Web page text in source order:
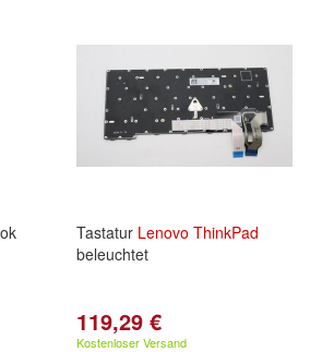
Tastatur Lenovo ThinkPad
beleuchtet
119,29 €
Kostenloser Versand